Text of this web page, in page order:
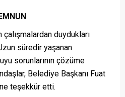
duydukları
süredir yaşanan
sorunlarının çözüme
Belediye Başkanı Fuat
teşekkür etti.